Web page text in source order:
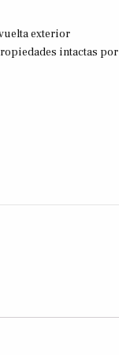
exterior
intactas por